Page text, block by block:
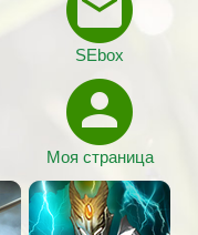
SEbox
Моя страница